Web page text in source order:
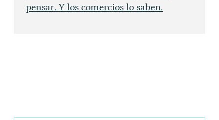
pensar. Y los comercios lo saben.